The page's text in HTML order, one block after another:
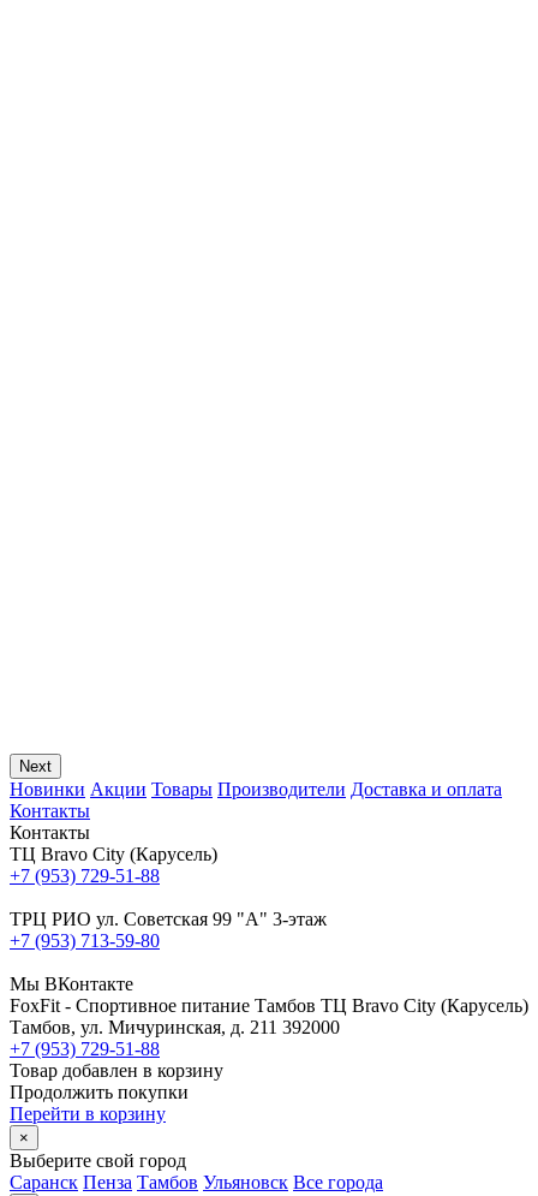
Next
Новинки Акции Товары Производители Доставка и оплата
Контакты
Контакты
ТЦ Bravo City (Карусель)
+7 (953) 729-51-88
ТРЦ РИО ул. Советская 99 "А" 3-этаж
+7 (953) 713-59-80
Мы ВКонтакте
FoxFit - Спортивное питание Тамбов ТЦ Bravo City (Карусель)
Тамбов, ул. Мичуринская, д. 211 392000
+7 (953) 729-51-88
Товар добавлен в корзину
Продолжить покупки
Перейти в корзину
×
Выберите свой город
Саранск Пенза Тамбов Ульяновск Все города